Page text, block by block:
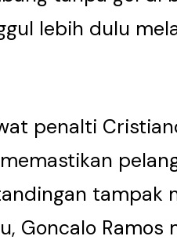
lebih dulu
penalti
tampak
Goncalo Ramos